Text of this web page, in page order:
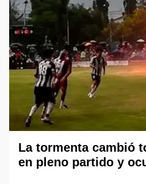
La tormenta cambió
en pleno partido y